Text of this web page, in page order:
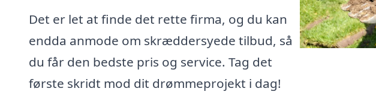
Det er let at finde det rette firma, og du kan
endda anmode om skræddersyede tilbud, så
du får den bedste pris og service. Tag det
første skridt mod dit drømmeprojekt i dag!